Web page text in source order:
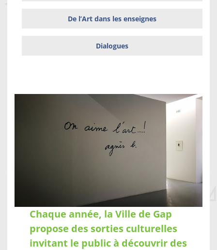
De l’Art dans les enseignes
Dialogues
Chaque année, la Ville de Gap
propose des sorties culturelles
invitant le public à découvrir des